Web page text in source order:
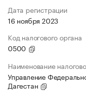
Дата регистрации
16 ноября 2023
Код налогового органа
0500
Наименование
Управление
Дагестан